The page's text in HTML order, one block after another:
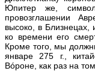
Юпитер же,
провозглашении
высоко, в Близнецах,
ко времени его
Кроме того, мы
январе 275 г.,
Вóроне, как раз на